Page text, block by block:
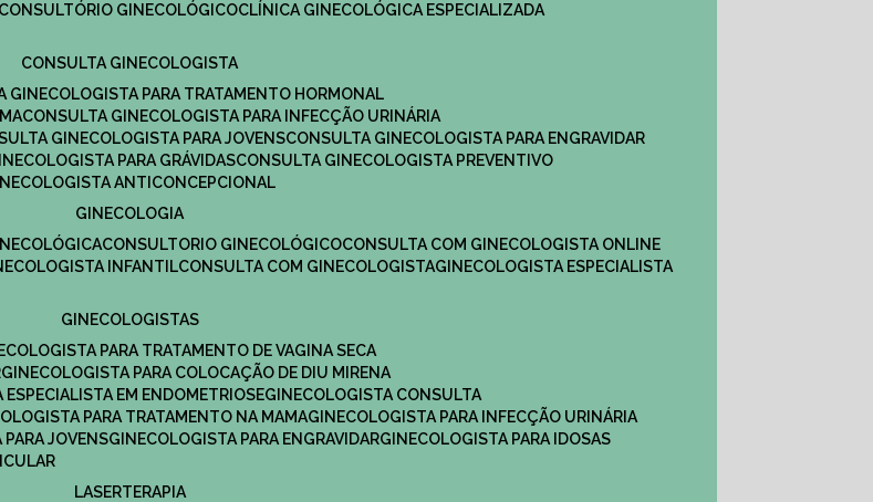
CONSULTÓRIO GINECOLÓGICO
CLÍNICA GINECOLÓGICA ESPECIALIZADA
CONSULTA GINECOLOGISTA
GINECOLOGISTA PARA TRATAMENTO HORMONAL
CONSULTA GINECOLOGISTA PARA INFECÇÃO URINÁRIA
GINECOLOGISTA PARA JOVENS
CONSULTA GINECOLOGISTA PARA ENGRAVIDAR
PARA GRÁVIDAS
CONSULTA GINECOLOGISTA PREVENTIVO
ANTICONCEPCIONAL
GINECOLOGIA
CONSULTORIO GINECOLÓGICO​
CONSULTA COM GINECOLOGISTA ONLINE​
INFANTIL​ CONSULTA COM GINECOLOGISTA​
GINECOLOGISTA ESPECIALISTA
GINECOLOGISTAS
PARA TRATAMENTO DE VAGINA SECA
GINECOLOGISTA PARA COLOCAÇÃO DE DIU MIRENA
ESPECIALISTA EM ENDOMETRIOSE
GINECOLOGISTA CONSULTA
PARA TRATAMENTO NA MAMA
GINECOLOGISTA PARA INFECÇÃO URINÁRIA
PARA JOVENS GINECOLOGISTA PARA ENGRAVIDAR
GINECOLOGISTA PARA IDOSAS
LASERTERAPIA